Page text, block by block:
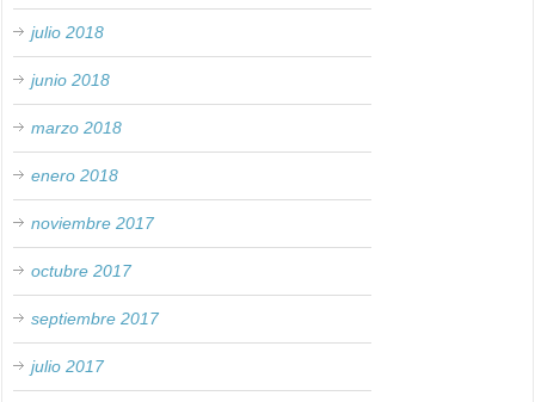
julio 2018
junio 2018
marzo 2018
enero 2018
noviembre 2017
octubre 2017
septiembre 2017
julio 2017